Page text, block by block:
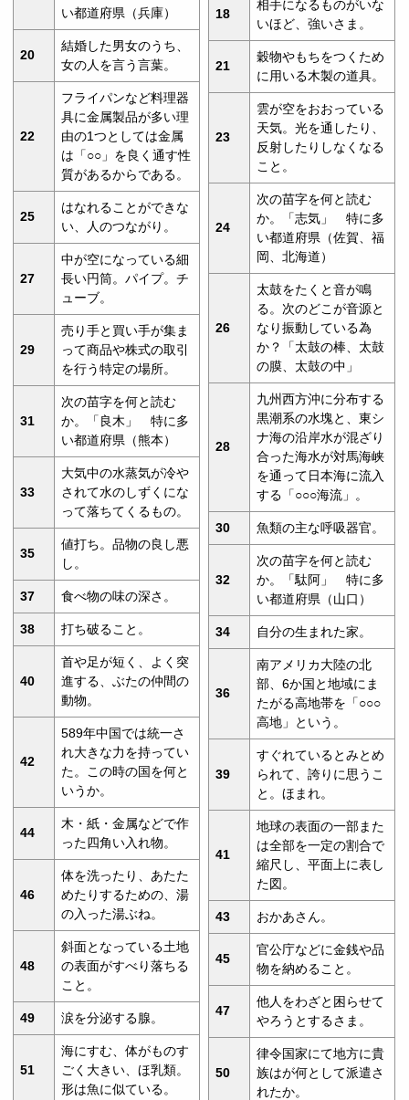
い都道府県（兵庫）
20
結婚した男女のうち、
女の人を言う言葉。
22
フライパンなど料理器
具に金属製品が多い理
由の1つとしては金属
は「○○」を良く通す性
質があるからである。
25
はなれることができな
い、人のつながり。
27
中が空になっている細
長い円筒。パイプ。チ
ューブ。
29
売り手と買い手が集ま
って商品や株式の取引
を行う特定の場所。
31
次の苗字を何と読む
か。「良木」 特に多
い都道府県（熊本）
33
大気中の水蒸気が冷や
されて水のしずくにな
って落ちてくるもの。
35
値打ち。品物の良し悪
し。
37 食べ物の味の深さ。
38 打ち破ること。
40
首や足が短く、よく突
進する、ぶたの仲間の
動物。
42
589年中国では統一さ
れ大きな力を持ってい
た。この時の国を何と
いうか。
44
木・紙・金属などで作
った四角い入れ物。
46
体を洗ったり、あたた
めたりするための、湯
の入った湯ぶね。
48
斜面となっている土地
の表面がすべり落ちる
こと。
49 涙を分泌する腺。
51
海にすむ、体がものす
ごく大きい、ほ乳類。
形は魚に似ている。
18
相手になるものがいな
いほど、強いさま。
21
穀物やもちをつくため
に用いる木製の道具。
23
雲が空をおおっている
天気。光を通したり、
反射したりしなくなる
こと。
24
次の苗字を何と読む
か。「志気」 特に多
い都道府県（佐賀、福
岡、北海道）
26
太鼓をたくと音が鳴
る。次のどこが音源と
なり振動している為
か？「太鼓の棒、太鼓
の膜、太鼓の中」
28
九州西方沖に分布する
黒潮系の水塊と、東シ
ナ海の沿岸水が混ざり
合った海水が対馬海峡
を通って日本海に流入
する「○○○海流」。
30 魚類の主な呼吸器官。
32
次の苗字を何と読む
か。「駄阿」 特に多
い都道府県（山口）
34 自分の生まれた家。
36
南アメリカ大陸の北
部、6か国と地域にま
たがる高地帯を「○○○
高地」という。
39
すぐれているとみとめ
られて、誇りに思うこ
と。ほまれ。
41
地球の表面の一部また
は全部を一定の割合で
縮尺し、平面上に表し
た図。
43 おかあさん。
45
官公庁などに金銭や品
物を納めること。
47
他人をわざと困らせて
やろうとするさま。
50
律令国家にて地方に貴
族はが何として派遣さ
れたか。